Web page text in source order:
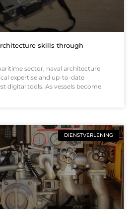
skills through
sector, naval architecture
expertise and up-to-date
digital tools. As vessels become
DIENSTVERLENING